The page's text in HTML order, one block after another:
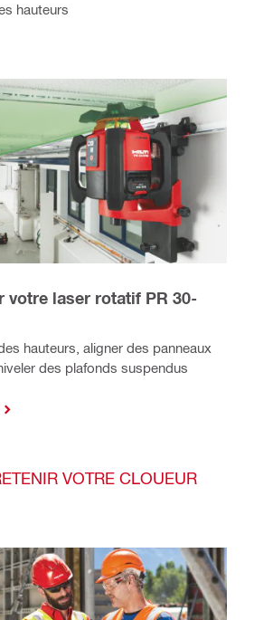
hauteurs
votre laser rotatif PR 30-
hauteurs, aligner des panneaux
des plafonds suspendus
VOTRE CLOUEUR